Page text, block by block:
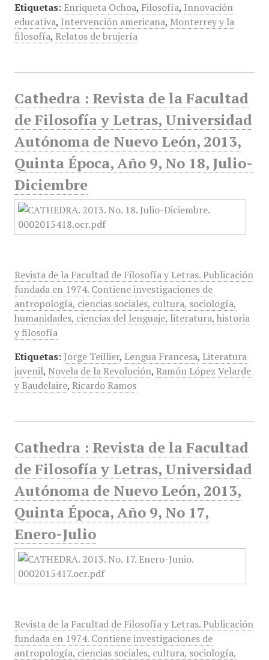
Etiquetas: Enriqueta Ochoa, Filosofía, Innovación
educativa, Intervención americana, Monterrey y la
filosofía, Relatos de brujería
Cathedra : Revista de la Facultad
de Filosofía y Letras, Universidad
Autónoma de Nuevo León, 2013,
Quinta Época, Año 9, No 18, Julio-
Diciembre
Revista de la Facultad de Filosofía y Letras. Publicación
fundada en 1974. Contiene investigaciones de
antropología, ciencias sociales, cultura, sociología,
humanidades, ciencias del lenguaje, literatura, historia
y filosofía
Etiquetas: Jorge Teillier, Lengua Francesa, Literatura
juvenil, Novela de la Revolución, Ramón López Velarde
y Baudelaire, Ricardo Ramos
Cathedra : Revista de la Facultad
de Filosofía y Letras, Universidad
Autónoma de Nuevo León, 2013,
Quinta Época, Año 9, No 17,
Enero-Julio
Revista de la Facultad de Filosofía y Letras. Publicación
fundada en 1974. Contiene investigaciones de
antropología, ciencias sociales, cultura, sociología,